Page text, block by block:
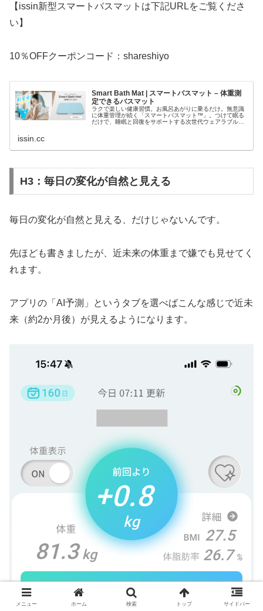
【issin新型スマートバスマットは下記URLをご覧くださ
い】
10％OFFクーポンコード：shareshiyo
Smart Bath Mat | スマートバスマット – 体重測
定できるバスマット
ラクで楽しい健康習慣。お風呂あがりに乗るだけ。無意識
に体重管理が続く「スマートバスマット™」。つけて眠る
だけで、睡眠と回復をサポートする次世代ウェアラブル
issin.cc
H3：毎日の変化が自然と見える
毎日の変化が自然と見える、だけじゃないんです。
先ほども書きましたが、近未来の体重まで嫌でも見せてく
れます。
アプリの「AI予測」というタブを選べばこんな感じで近未
来（約2か月後）が見えるようになります。
メニュー ホーム 検索 トップ サイドバー